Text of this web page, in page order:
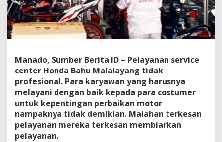
e
H
o
n
d
B
a
h
u
O
g
a
h
-
Manado, Sumber Berita ID – Pelayanan service
center Honda Bahu Malalayang tidak
profesional. Para karyawan yang harusnya
melayani dengan baik kepada para costumer
untuk kepentingan perbaikan motor
nampaknya tidak demikian. Malahan terkesan
pelayanan mereka terkesan membiarkan
pelayanan.